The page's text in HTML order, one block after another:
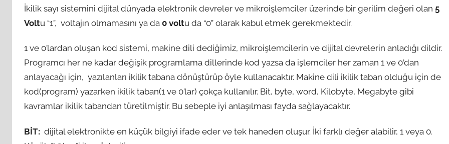
İkilik sayı sistemini dijital dünyada elektronik devreler ve mikroişlemciler üzerinde bir gerilim değeri olan 5
Voltu “1”, voltajın olmamasını ya da 0 voltu da “0” olarak kabul etmek gerekmektedir.
1 ve 0’lardan oluşan kod sistemi, makine dili dediğimiz, mikroişlemcilerin ve dijital devrelerin anladığı dildir.
Programcı her ne kadar değişik programlama dillerinde kod yazsa da işlemciler her zaman 1 ve 0’dan
anlayacağı için, yazılanları ikilik tabana dönüştürüp öyle kullanacaktır. Makine dili ikilik taban olduğu için de
kod(program) yazarken ikilik taban(1 ve 0’lar) çokça kullanılır. Bit, byte, word, Kilobyte, Megabyte gibi
kavramlar ikilik tabandan türetilmiştir. Bu sebeple iyi anlaşılması fayda sağlayacaktır.
BİT: dijital elektronikte en küçük bilgiyi ifade eder ve tek haneden oluşur. İki farklı değer alabilir, 1 veya 0.